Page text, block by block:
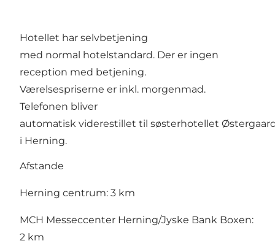
Hotellet har selvbetjening
med normal hotelstandard. Der er ingen
reception med betjening.
Værelsespriserne er inkl. morgenmad.
Telefonen bliver
automatisk viderestillet til søsterhotellet
i Herning.
Afstande
Herning centrum: 3 km
MCH Messeccenter Herning/Jyske Bank Boxen:
2 km